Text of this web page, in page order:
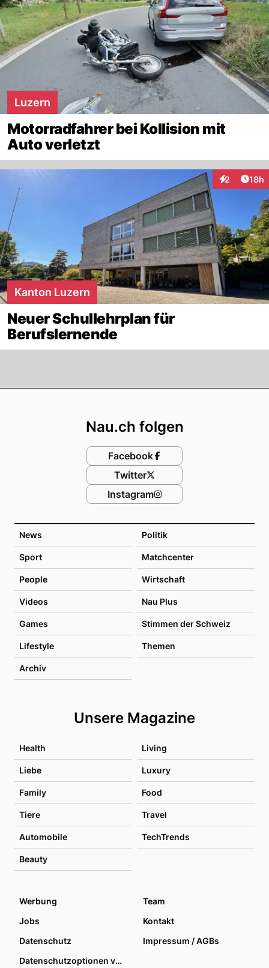
Luzern
Motorradfahrer bei Kollision mit
Auto verletzt
2
Interaktionen
18h
Kanton Luzern
Neuer Schullehrplan für
Berufslernende
News Politik
Sport Matchcenter
People Wirtschaft
Videos Nau Plus
Games Stimmen der Schweiz
Lifestyle Themen
Archiv
Unsere Magazine
Health Living
Liebe Luxury
Family Food
Tiere Travel
Automobile TechTrends
Beauty
Nau.ch folgen
Facebook
Twitter
Instagram
Werbung
Team
Jobs
Kontakt
Datenschutz
Impressum / AGBs
Datenschutzoptionen verwalten